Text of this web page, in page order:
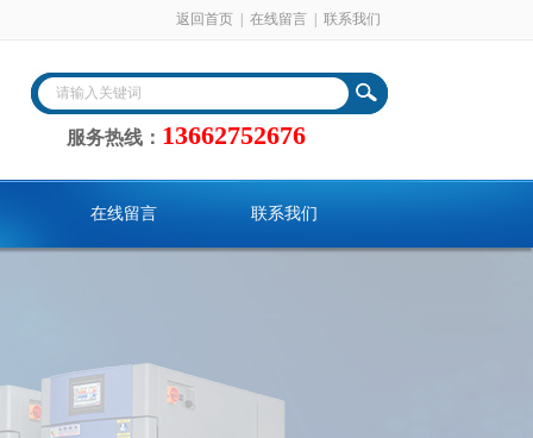
返回首页 在线留言 联系我们
服务热线： 13662752676
在线留言 联系我们